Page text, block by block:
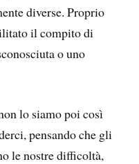
diverse. Proprio
il compito di
o uno
lo siamo poi così
pensando che gli
le nostre difficoltà,